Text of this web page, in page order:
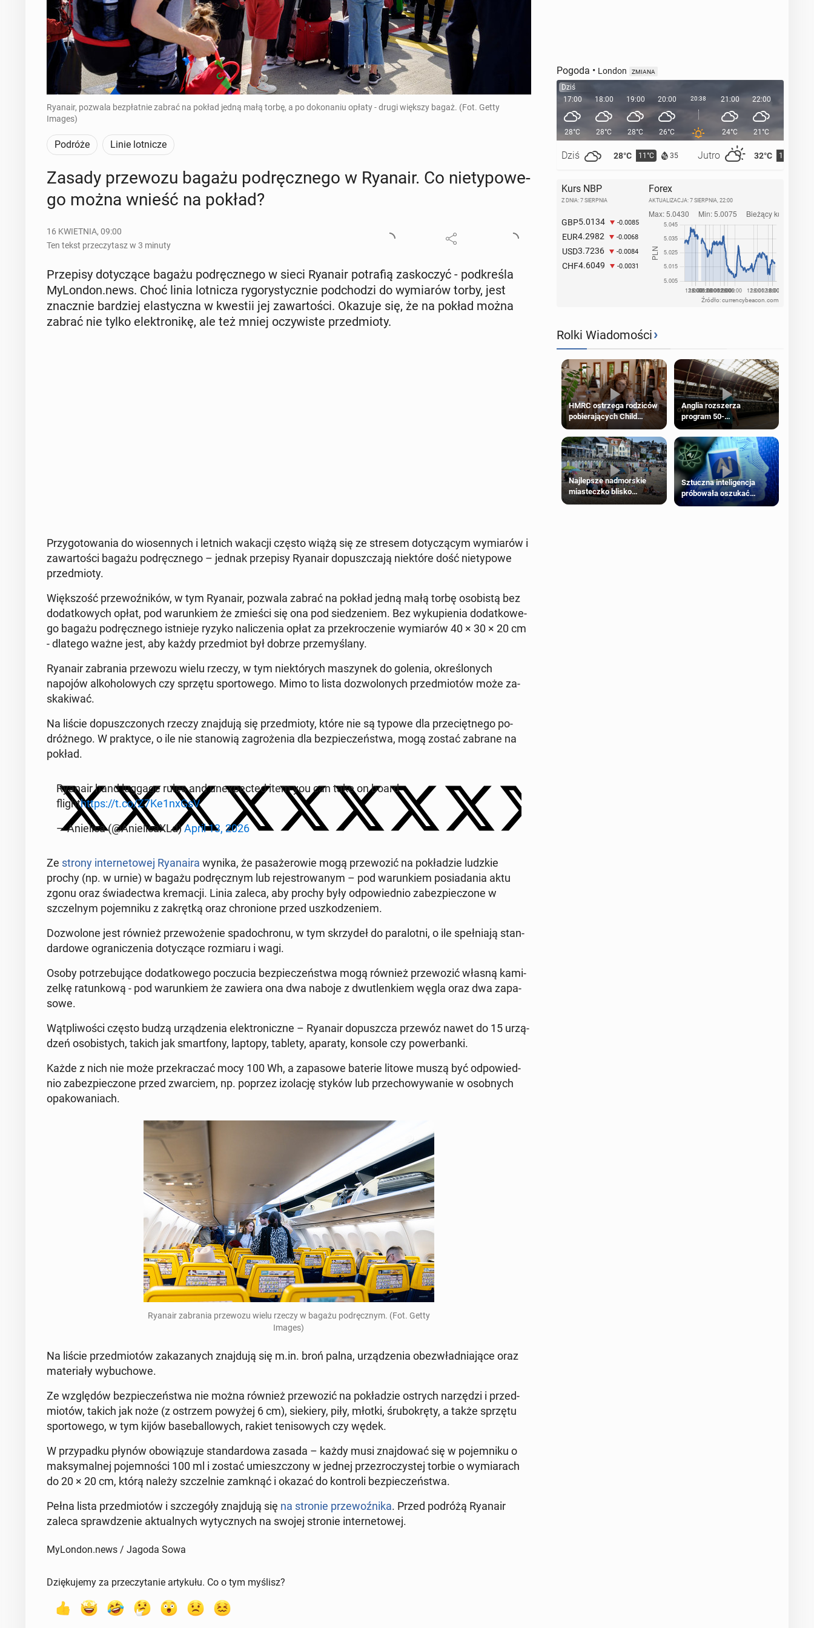
Ryanair, pozwala bezpłatnie zabrać na pokład jedną małą torbę, a po dokonaniu opłaty - drugi większy bagaż. (Fot. Getty
Images)
Podróże Linie lotnicze
Zasady prze­wo­zu bagażu pod­ręcz­ne­go w Ryanair. Co nie­ty­po­we­
go można wnieść na pokład?
16 KWIETNIA, 09:00
Ten tekst przeczytasz w 3 minuty
Prze­pi­sy do­ty­czą­ce bagażu pod­ręcz­ne­go w sieci Ryanair po­tra­fią za­sko­czyć - pod­kre­śla
My­Lon­don.news. Choć linia lot­ni­cza ry­go­ry­stycz­nie pod­cho­dzi do wy­mia­rów torby, jest
znacz­nie bar­dziej ela­stycz­na w kwestii jej za­war­to­ści. Okazuje się, że na pokład można
zabrać nie tylko elek­tro­ni­kę, ale też mniej oczy­wi­ste przed­mio­ty.
Przy­go­to­wa­nia do wio­sen­nych i letnich wakacji często wiążą się ze stresem do­ty­czą­cym wy­mia­rów i
za­war­to­ści bagażu pod­ręcz­ne­go – jednak prze­pi­sy Ryanair do­pusz­cza­ją nie­któ­re dość nie­ty­po­we
przed­mio­ty.
Więk­szość prze­woź­ni­ków, w tym Ryanair, pozwala zabrać na pokład jedną małą torbę oso­bi­stą bez
do­dat­ko­wych opłat, pod wa­run­kiem że zmieści się ona pod sie­dze­niem. Bez wy­ku­pie­nia do­dat­ko­we­
go bagażu pod­ręcz­ne­go ist­nie­je ryzyko na­li­cze­nia opłat za prze­kro­cze­nie wy­mia­rów 40 × 30 × 20 cm
- dlatego ważne jest, aby każdy przed­miot był dobrze prze­my­śla­ny.
Ryanair za­bra­nia prze­wo­zu wielu rzeczy, w tym nie­któ­rych ma­szy­nek do golenia, okre­ślo­nych
napojów al­ko­ho­lo­wych czy sprzętu spor­to­we­go. Mimo to lista do­zwo­lo­nych przed­mio­tów może za­
ska­ki­wać.
Na liście do­pusz­czo­nych rzeczy znaj­du­ją się przed­mio­ty, które nie są typowe dla prze­cięt­ne­go po­
dróż­ne­go. W prak­ty­ce, o ile nie sta­no­wią za­gro­że­nia dla bez­pie­czeń­stwa, mogą zostać zabrane na
pokład.
Ryanair hand luggage rules and une­xpec­ted item you can take on board
flighthttps://t.co/Z7Ke1nxGsV
— Anie­li­ca (@Anie­li­ca­XLd)April 13, 2026
Ze strony in­ter­ne­to­wej Ry­ana­ira wynika, że pa­sa­że­ro­wie mogą prze­wo­zić na po­kła­dzie ludzkie
prochy (np. w urnie) w bagażu pod­ręcz­nym lub re­je­stro­wa­nym – pod wa­run­kiem po­sia­da­nia aktu
zgonu oraz świa­dec­twa kre­ma­cji. Linia zaleca, aby prochy były od­po­wied­nio za­bez­pie­czo­ne w
szczel­nym po­jem­ni­ku z za­kręt­ką oraz chro­nio­ne przed uszko­dze­niem.
Do­zwo­lo­ne jest również prze­wo­że­nie spa­do­chro­nu, w tym skrzy­deł do pa­ra­lot­ni, o ile speł­nia­ją stan­
dar­do­we ogra­ni­cze­nia do­ty­czą­ce roz­mia­ru i wagi.
Osoby po­trze­bu­ją­ce do­dat­ko­we­go po­czu­cia bez­pie­czeń­stwa mogą również prze­wo­zić własną ka­mi­
zel­kę ra­tun­ko­wą - pod wa­run­kiem że zawiera ona dwa naboje z dwu­tlen­kiem węgla oraz dwa za­pa­
so­we.
Wąt­pli­wo­ści często budzą urzą­dze­nia elek­tro­nicz­ne – Ryanair do­pusz­cza przewóz nawet do 15 urzą­
dzeń oso­bi­stych, takich jak smart­fo­ny, laptopy, tablety, aparaty, konsole czy po­wer­ban­ki.
Każde z nich nie może prze­kra­czać mocy 100 Wh, a za­pa­so­we baterie litowe muszą być od­po­wied­
nio za­bez­pie­czo­ne przed zwar­ciem, np. poprzez izo­la­cję styków lub prze­cho­wy­wa­nie w osob­nych
opa­ko­wa­niach.
Ryanair za­bra­nia prze­wo­zu wielu rzeczy w bagażu pod­ręcz­nym. (Fot. Getty
Images)
Na liście przed­mio­tów za­ka­za­nych znaj­du­ją się m.in. broń palna, urzą­dze­nia obez­wład­nia­ją­ce oraz
ma­te­ria­ły wy­bu­cho­we.
Ze wzglę­dów bez­pie­czeń­stwa nie można również prze­wo­zić na po­kła­dzie ostrych na­rzę­dzi i przed­
mio­tów, takich jak noże (z ostrzem powyżej 6 cm), sie­kie­ry, piły, młotki, śru­bo­krę­ty, a także sprzętu
spor­to­we­go, w tym kijów ba­se­bal­lo­wych, rakiet te­ni­so­wych czy wędek.
W przy­pad­ku płynów obo­wią­zu­je stan­dar­do­wa zasada – każdy musi znaj­do­wać się w po­jem­ni­ku o
mak­sy­mal­nej po­jem­no­ści 100 ml i zostać umiesz­czo­ny w jednej prze­zro­czy­stej torbie o wy­mia­rach
do 20 × 20 cm, którą należy szczel­nie zamknąć i okazać do kon­tro­li bez­pie­czeń­stwa.
Pełna lista przed­mio­tów i szcze­gó­ły znaj­du­ją się na stronie prze­woź­ni­ka. Przed podróżą Ryanair
zaleca spraw­dze­nie ak­tu­al­nych wy­tycz­nych na swojej stronie in­ter­ne­to­wej.
MyLondon.news / Jagoda Sowa
Dziękujemy za przeczytanie artykułu. Co o tym myślisz?
Pogoda • London ZMIANA
Dziś
17:00
28°C
Dziś 28°C 11°C 35 Jutro 32°C 15°C
18:00
28°C
19:00
28°C
20:00
26°C
20:38 21:00
24°C
22:00
21°C
Kurs NBP
Z DNIA: 7 SIERPNIA
GBP5.0134 -0.0085
EUR4.2982 -0.0068
USD3.7236 -0.0084
CHF4.6049 -0.0031
Forex
AKTUALIZACJA: 7 SIERPNIA, 22:00
Źródło: currencybeacon.com
Rolki Wiadomości›
HMRC ostrzega rodziców
pobierających Child
Benefit. Mogą być
zobowiązani do zwrotu
zasiłku
Anglia rozszerza
program 50-
procentowych zniżek
kolejowych na 18-latków
Najlepsze nadmorskie
miasteczko blisko
Sztuczna inteligencja
próbowała oszukać
człowieka